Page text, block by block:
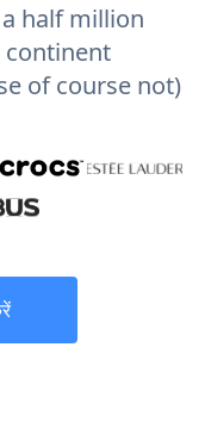
half million
continent
of course not)